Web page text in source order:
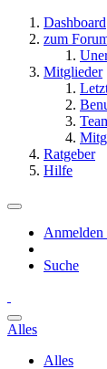
Dashboard
zum
Mitglieder
Ratgeber
Hilfe
Anmelden
Suche
Alles
Alles